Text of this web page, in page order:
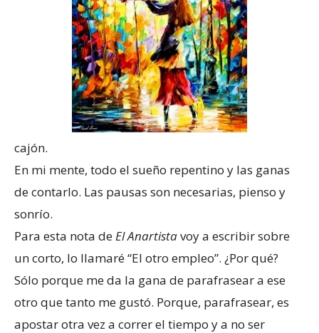
cajón.
En mi mente, todo el sueño repentino y las ganas
de contarlo. Las pausas son necesarias, pienso y
sonrío.
Para esta nota deEl Anartistavoy a escribir sobre
un corto, lo llamaré “El otro empleo”. ¿Por qué?
Sólo porque me da la gana de parafrasear a ese
otro que tanto me gustó. Porque, parafrasear, es
apostar otra vez a correr el tiempo y a no ser